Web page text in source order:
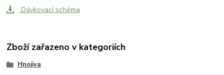
Dávkovací schéma
Zboží zařazeno v kategoriích
Hnojiva